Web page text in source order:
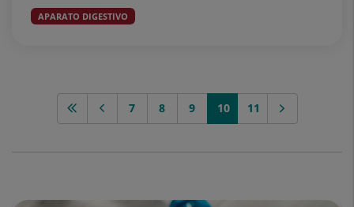
APARATO DIGESTIVO
7 8 9 10 11